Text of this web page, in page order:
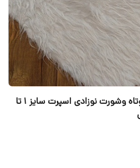
لباس نوزادی آستین کوتاه وشورت نوزادی اسپرت سایز 1 تا